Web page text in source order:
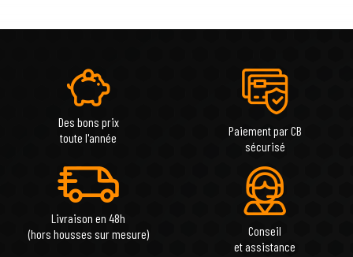
Des bons prix
toute l'année
Paiement par CB
sécurisé
Livraison en 48h
(hors housses sur mesure)
Conseil
et assistance